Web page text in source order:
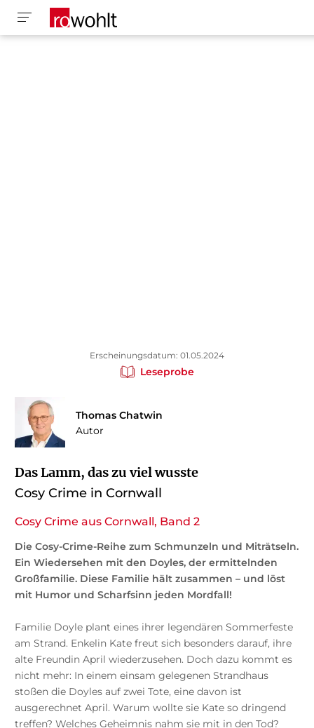
Erscheinungsdatum: 01.05.2024
Leseprobe
Thomas Chatwin
Autor
Das Lamm, das zu viel wusste
Cosy Crime in Cornwall
Cosy Crime aus Cornwall, Band 2
Die Cosy-Crime-Reihe zum Schmunzeln und Miträtseln.
Ein Wiedersehen mit den Doyles, der ermittelnden
Großfamilie. Diese Familie hält zusammen – und löst
mit Humor und Scharfsinn jeden Mordfall!
Familie Doyle plant eines ihrer legendären Sommerfeste
am Strand. Enkelin Kate freut sich besonders darauf, ihre
alte Freundin April wiederzusehen. Doch dazu kommt es
nicht mehr: In einem einsam gelegenen Strandhaus
stoßen die Doyles auf zwei Tote, eine davon ist
ausgerechnet April. Warum wollte sie Kate so dringend
treffen? Welches Geheimnis nahm sie mit in den Tod?